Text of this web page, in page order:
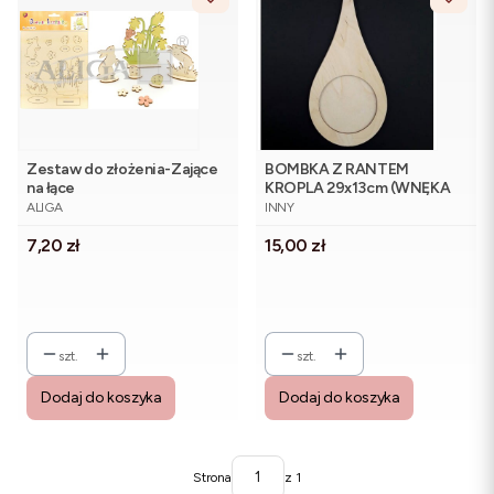
Zestaw do złożenia-Zające
na łące
PRODUCENT
ALIGA
Cena
7,20 zł
szt.
Dodaj do koszyka
BOMBKA Z RANTEM
KROPLA 29x13cm (WNĘKA
10cm)
PRODUCENT
INNY
Cena
15,00 zł
szt.
Dodaj do koszyka
Strona z 1